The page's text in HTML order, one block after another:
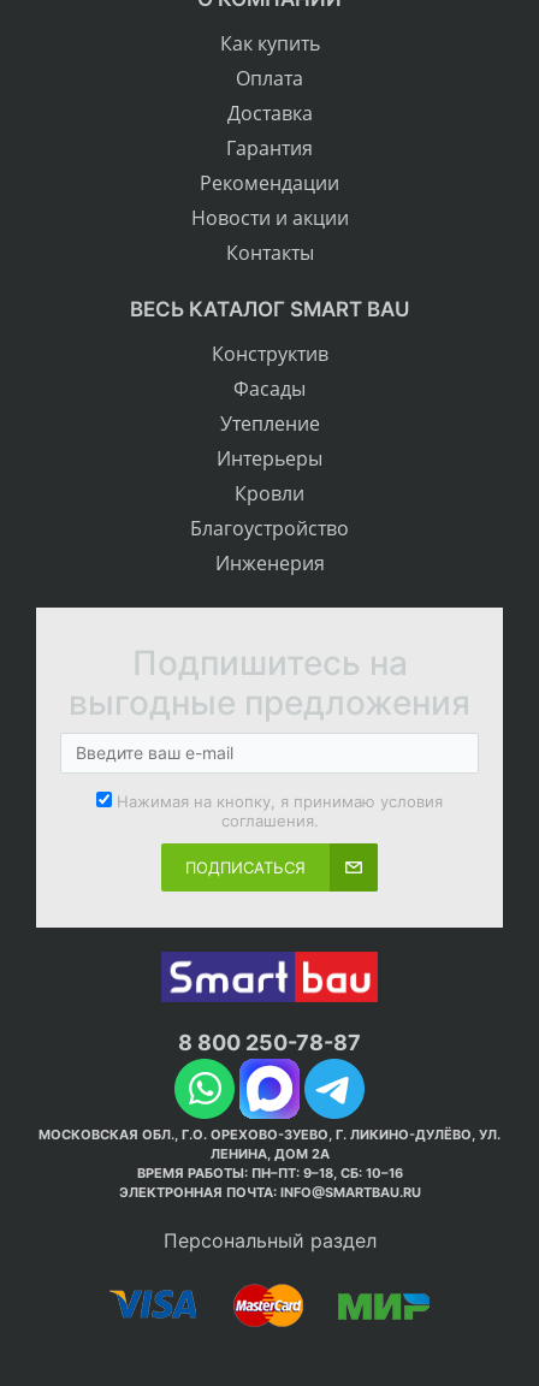
Как купить
Оплата
Доставка
Гарантия
Рекомендации
Новости и акции
Контакты
ВЕСЬ КАТАЛОГ SMART BAU
Конструктив
Фасады
Утепление
Интерьеры
Кровли
Благоустройство
Инженерия
Подпишитесь на
выгодные предложения
Нажимая на кнопку, я принимаю условия
соглашения.
ПОДПИСАТЬСЯ
8 800 250-78-87
МОСКОВСКАЯ ОБЛ., Г.О. ОРЕХОВО-ЗУЕВО, Г. ЛИКИНО-ДУЛЁВО, УЛ.
ЛЕНИНА, ДОМ 2А
ВРЕМЯ РАБОТЫ: ПН–ПТ: 9–18, СБ: 10–16
ЭЛЕКТРОННАЯ ПОЧТА: INFO@SMARTBAU.RU
Персональный раздел